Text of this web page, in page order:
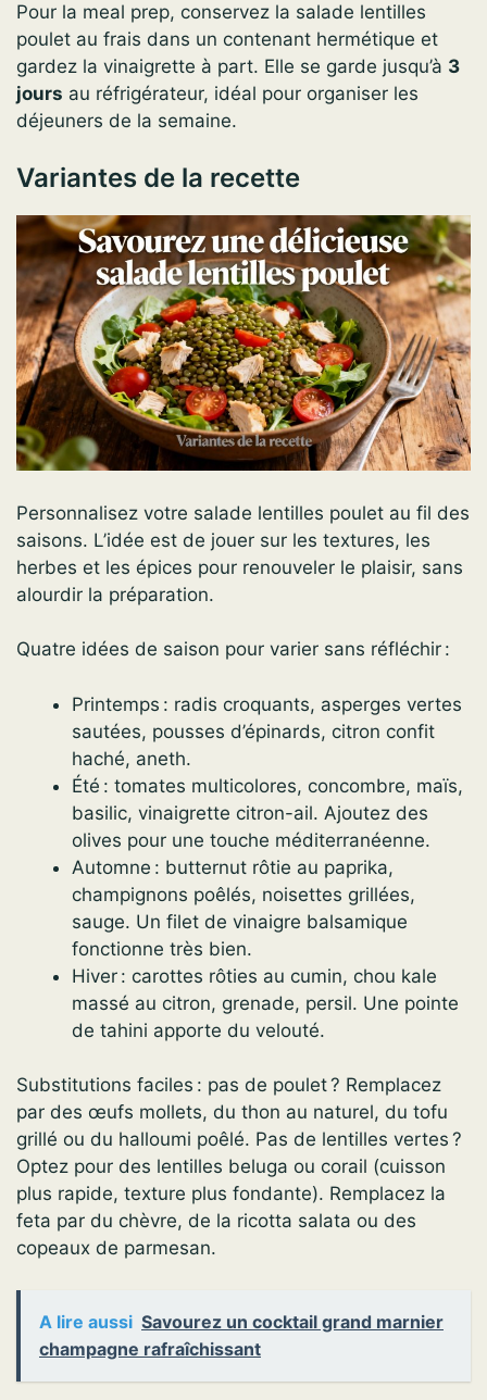
Pour la meal prep, conservez la salade lentilles
poulet au frais dans un contenant hermétique et
gardez la vinaigrette à part. Elle se garde jusqu’à 3
jours au réfrigérateur, idéal pour organiser les
déjeuners de la semaine.
Variantes de la recette
Personnalisez votre salade lentilles poulet au fil des
saisons. L’idée est de jouer sur les textures, les
herbes et les épices pour renouveler le plaisir, sans
alourdir la préparation.
Quatre idées de saison pour varier sans réfléchir :
Printemps : radis croquants, asperges vertes
sautées, pousses d’épinards, citron confit
haché, aneth.
Été : tomates multicolores, concombre, maïs,
basilic, vinaigrette citron-ail. Ajoutez des
olives pour une touche méditerranéenne.
Automne : butternut rôtie au paprika,
champignons poêlés, noisettes grillées,
sauge. Un filet de vinaigre balsamique
fonctionne très bien.
Hiver : carottes rôties au cumin, chou kale
massé au citron, grenade, persil. Une pointe
de tahini apporte du velouté.
Substitutions faciles : pas de poulet ? Remplacez
par des œufs mollets, du thon au naturel, du tofu
grillé ou du halloumi poêlé. Pas de lentilles vertes ?
Optez pour des lentilles beluga ou corail (cuisson
plus rapide, texture plus fondante). Remplacez la
feta par du chèvre, de la ricotta salata ou des
copeaux de parmesan.
A lire aussi Savourez un cocktail grand marnier
champagne rafraîchissant